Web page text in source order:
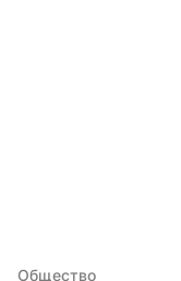
Общество